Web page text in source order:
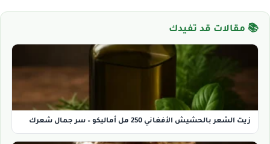
📚 مقالات قد تفيدك
زيت الشعر بالحشيش الأفغاني 250 مل أماليكو – سر جمال شعرك